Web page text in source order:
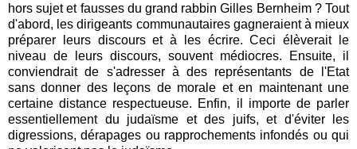
hors sujet et fausses du grand rabbin Gilles Bernheim ? Tout
d'abord, les dirigeants communautaires gagneraient à mieux
préparer leurs discours et à les écrire. Ceci élèverait le
niveau de leurs discours, souvent médiocres. Ensuite, il
conviendrait de s'adresser à des représentants de l'Etat
sans donner des leçons de morale et en maintenant une
certaine distance respectueuse. Enfin, il importe de parler
essentiellement du judaïsme et des juifs, et d'éviter les
digressions, dérapages ou rapprochements infondés ou qui